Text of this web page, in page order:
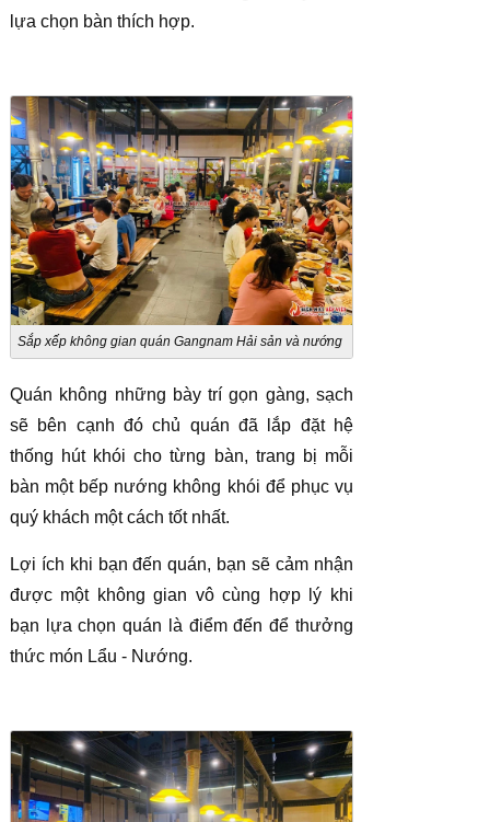
lựa chọn bàn thích hợp.
Sắp xếp không gian quán Gangnam Hải sản và nướng
Quán không những bày trí gọn gàng, sạch
sẽ bên cạnh đó chủ quán đã lắp đặt hệ
thống hút khói cho từng bàn, trang bị mỗi
bàn một bếp nướng không khói để phục vụ
quý khách một cách tốt nhất.
Lợi ích khi bạn đến quán, bạn sẽ cảm nhận
được một không gian vô cùng hợp lý khi
bạn lựa chọn quán là điểm đến để thưởng
thức món Lẩu - Nướng.